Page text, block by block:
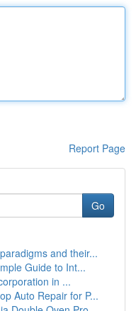
Report Page
Go
and their...
Guide to Int...
in ...
Auto Repair for P...